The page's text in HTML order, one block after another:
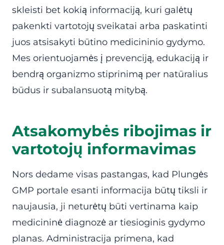
skleisti bet kokią informaciją, kuri galėtų
pakenkti vartotojų sveikatai arba paskatinti
juos atsisakyti būtino medicininio gydymo.
Mes orientuojamės į prevenciją, edukaciją ir
bendrą organizmo stiprinimą per natūralius
būdus ir subalansuotą mitybą.
Atsakomybės ribojimas ir
vartotojų informavimas
Nors dedame visas pastangas, kad Plungės
GMP portale esanti informacija būtų tiksli ir
naujausia, ji neturėtų būti vertinama kaip
medicininė diagnozė ar tiesioginis gydymo
planas. Administracija primena, kad